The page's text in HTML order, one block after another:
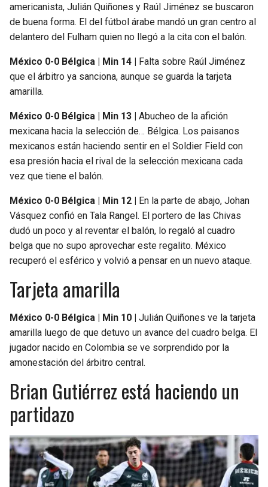
americanista, Julián Quiñones y Raúl Jiménez se buscaron
de buena forma. El del fútbol árabe mandó un gran centro al
delantero del Fulham quien no llegó a la cita con el balón.
México 0-0 Bélgica | Min 14 | Falta sobre Raúl Jiménez
que el árbitro ya sanciona, aunque se guarda la tarjeta
amarilla.
México 0-0 Bélgica | Min 13 | Abucheo de la afición
mexicana hacia la selección de… Bélgica. Los paisanos
mexicanos están haciendo sentir en el Soldier Field con
esa presión hacia el rival de la selección mexicana cada
vez que tiene el balón.
México 0-0 Bélgica | Min 12 | En la parte de abajo, Johan
Vásquez confió en Tala Rangel. El portero de las Chivas
dudó un poco y al reventar el balón, lo regaló al cuadro
belga que no supo aprovechar este regalito. México
recuperó el esférico y volvió a pensar en un nuevo ataque.
Tarjeta amarilla
México 0-0 Bélgica | Min 10 | Julián Quiñones ve la tarjeta
amarilla luego de que detuvo un avance del cuadro belga. El
jugador nacido en Colombia se ve sorprendido por la
amonestación del árbitro central.
Brian Gutiérrez está haciendo un
partidazo